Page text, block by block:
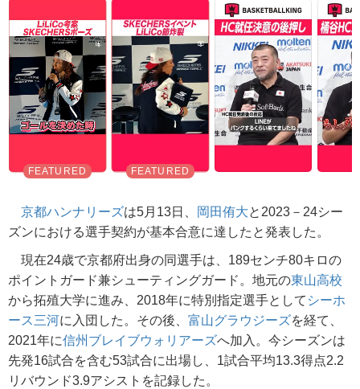
京都ハンナリーズは5月13日、 岡田侑大と2023－24シー
ズンにおける選手契約が基本合意に達したと発表した。
現在24歳で京都府出身の同選手は、189センチ80キロの
ポイントガード兼シューティングガード。地元の東山高校
から拓殖大学に進み、2018年に特別指定選手として シーホ
ース三河に入団した。その後、 富山グラウジーズを経て、
2021年に信州ブレイブウォリアーズへ加入。今シーズンは
先発16試合を含む53試合に出場し、1試合平均13.3得点2.2
リバウンド3.9アシストを記録した。